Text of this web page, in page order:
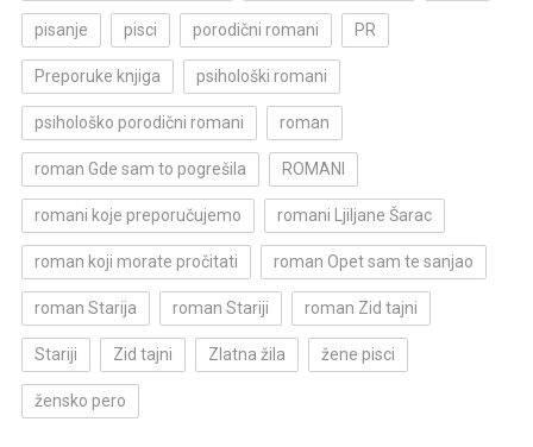
pisanje pisci porodični romani PR
Preporuke knjiga psihološki romani
psihološko porodični romani roman
roman Gde sam to pogrešila ROMANI
romani koje preporučujemo romani Ljiljane Šarac
roman koji morate pročitati roman Opet sam te sanjao
roman Starija roman Stariji roman Zid tajni
Stariji Zid tajni Zlatna žila žene pisci
žensko pero